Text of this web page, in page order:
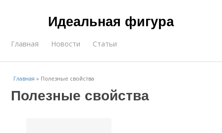
Идеальная фигура
Главная Новости Статьи
Главная » Полезные свойства
Полезные свойства